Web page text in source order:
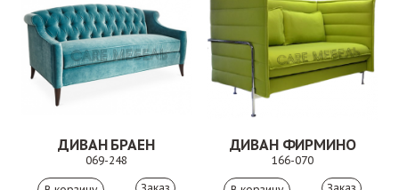
ДИВАН БРАЕН
069-248
ДИВАН ФИРМИНО
166-070